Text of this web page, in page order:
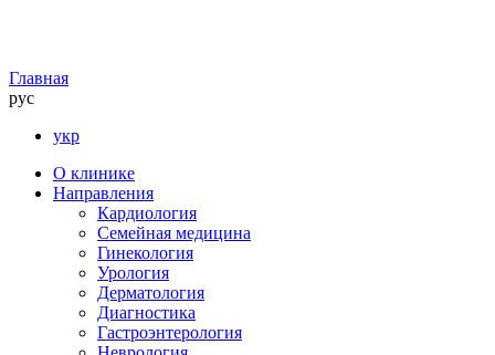
Главная
рус
укр
О клинике
Направления
Кардиология
Семейная медицина
Гинекология
Урология
Дерматология
Диагностика
Гастроэнтерология